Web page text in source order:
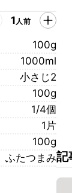
1人前
100g
1000ml
小さじ2
100g
1/4個
1片
100g
ふたつまみ記